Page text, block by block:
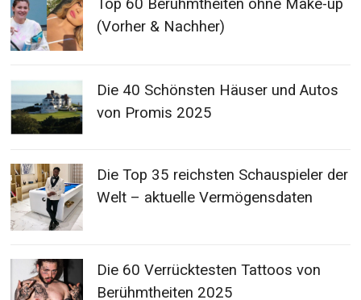
Top 60 Berühmtheiten ohne Make-up
(Vorher & Nachher)
Die 40 Schönsten Häuser und Autos
von Promis 2025
Die Top 35 reichsten Schauspieler der
Welt – aktuelle Vermögensdaten
Die 60 Verrücktesten Tattoos von
Berühmtheiten 2025